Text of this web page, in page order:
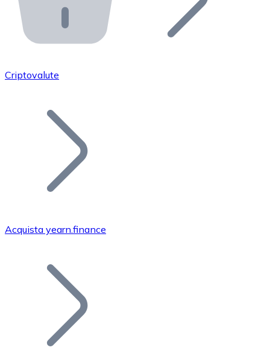
API Bitnovo
Integra la nostra API nel tuo ecosistema.
Unisciti alla nostra rete di rivenditori e
Aggiungi il token del tuo progetto al nostro servizio di
Bitcoin
Criptovalute
Acquista yearn.finance